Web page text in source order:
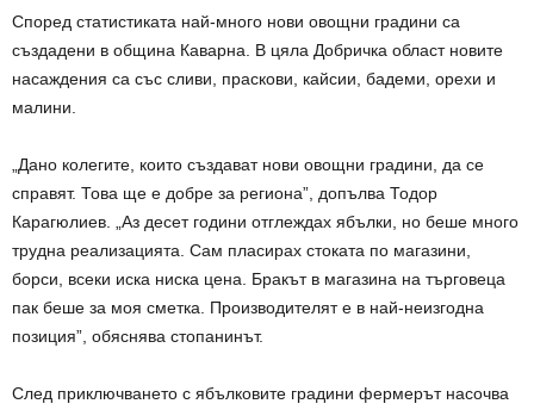
Според статистиката най-много нови овощни градини са
създадени в община Каварна. В цяла Добричка област новите
насаждения са със сливи, праскови, кайсии, бадеми, орехи и
малини.
„Дано колегите, които създават нови овощни градини, да се
справят. Това ще е добре за региона”, допълва Тодор
Карагюлиев. „Аз десет години отглеждах ябълки, но беше много
трудна реализацията. Сам пласирах стоката по магазини,
борси, всеки иска ниска цена. Бракът в магазина на търговеца
пак беше за моя сметка. Производителят е в най-неизгодна
позиция”, обяснява стопанинът.
След приключването с ябълковите градини фермерът насочва